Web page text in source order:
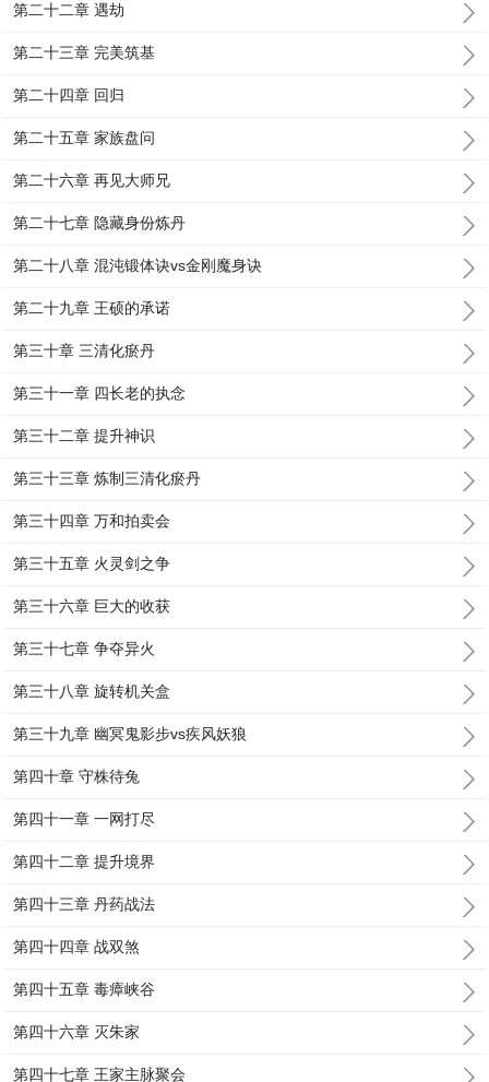
第二十二章 遇劫
第二十三章 完美筑基
第二十四章 回归
第二十五章 家族盘问
第二十六章 再见大师兄
第二十七章 隐藏身份炼丹
第二十八章 混沌锻体诀vs金刚魔身诀
第二十九章 王硕的承诺
第三十章 三清化瘀丹
第三十一章 四长老的执念
第三十二章 提升神识
第三十三章 炼制三清化瘀丹
第三十四章 万和拍卖会
第三十五章 火灵剑之争
第三十六章 巨大的收获
第三十七章 争夺异火
第三十八章 旋转机关盒
第三十九章 幽冥鬼影步vs疾风妖狼
第四十章 守株待兔
第四十一章 一网打尽
第四十二章 提升境界
第四十三章 丹药战法
第四十四章 战双煞
第四十五章 毒瘴峡谷
第四十六章 灭朱家
第四十七章 王家主脉聚会